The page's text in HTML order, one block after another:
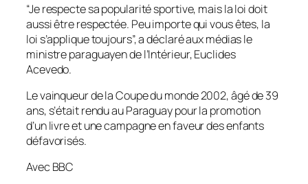
“Je respecte sa popularité sportive, mais la loi doit
aussi être respectée. Peu importe qui vous êtes, la
loi s’applique toujours”, a déclaré aux médias le
ministre paraguayen de l’Intérieur, Euclides
Acevedo.
Le vainqueur de la Coupe du monde 2002, âgé de 39
ans, s’était rendu au Paraguay pour la promotion
d’un livre et une campagne en faveur des enfants
défavorisés.
Avec BBC